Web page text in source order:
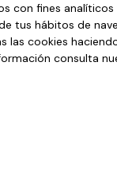
con fines
tus hábitos de
las cookies
consulta